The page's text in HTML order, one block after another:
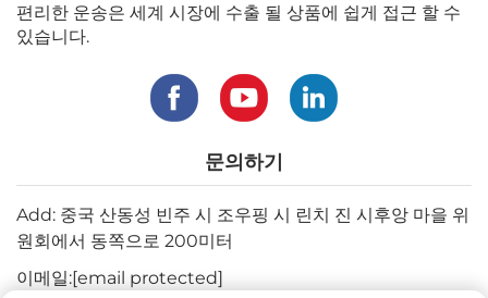
편리한 운송은 세계 시장에 수출 될 상품에 쉽게 접근 할 수
있습니다.
문의하기
Add: 중국 산동성 빈주 시 조우핑 시 린치 진 시후앙 마을 위
원회에서 동쪽으로 200미터
이메일:[email protected]